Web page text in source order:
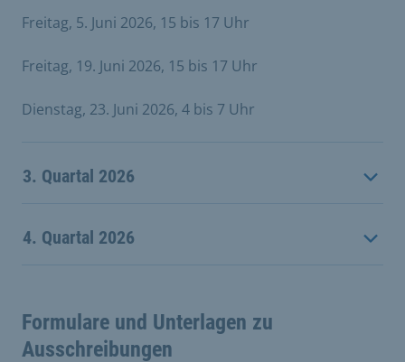
Freitag, 5. Juni 2026, 15 bis 17 Uhr
Freitag, 19. Juni 2026, 15 bis 17 Uhr
Dienstag, 23. Juni 2026, 4 bis 7 Uhr
3. Quartal 2026
4. Quartal 2026
Formulare und Unterlagen zu
Ausschreibungen